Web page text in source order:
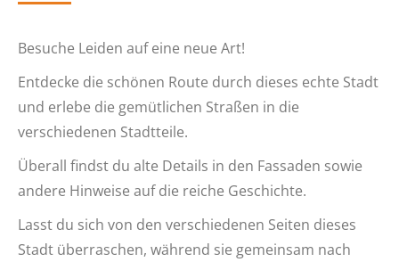
Besuche Leiden auf eine neue Art!
Entdecke die schönen Route durch dieses echte Stadt
und erlebe die gemütlichen Straßen in die
verschiedenen Stadtteile.
Überall findst du alte Details in den Fassaden sowie
andere Hinweise auf die reiche Geschichte.
Lasst du sich von den verschiedenen Seiten dieses
Stadt überraschen, während sie gemeinsam nach